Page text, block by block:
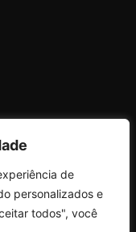
de
personalizados e
todos", você